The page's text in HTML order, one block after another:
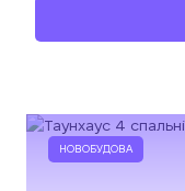
НОВОБУДОВА